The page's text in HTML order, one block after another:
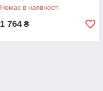
Немає в наявності
1 764 ₴